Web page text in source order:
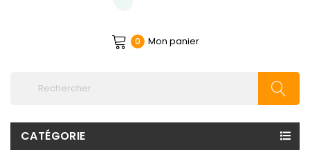
0 Mon panier
CATÉGORIE